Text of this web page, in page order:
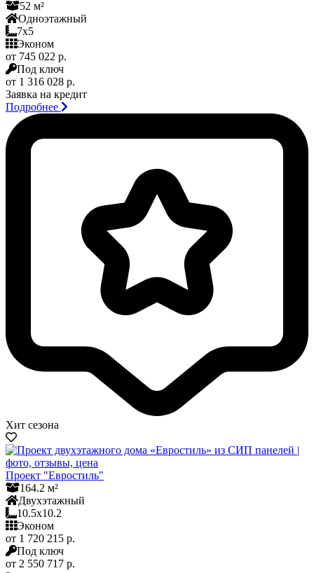
52 м²
Одноэтажный
7x5
Эконом
от 745 022 р.
Под ключ
от 1 316 028 р.
Заявка на кредит
Подробнее
Хит сезона
Проект "Евростиль"
164.2 м²
Двухэтажный
10.5x10.2
Эконом
от 1 720 215 р.
Под ключ
от 2 550 717 р.